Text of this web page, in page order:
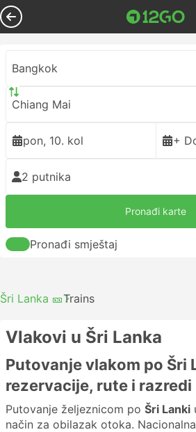
Bangkok
Chiang Mai
pon, 10. kol +
2 putnika
Pronađi karte
Pronađi smještaj
Šri Lanka 🎫Trains
Vlakovi u Šri Lanka
Putovanje vlakom po Šri
rezervacije, rute i razredi
Putovanje željeznicom po Šri Lanki
način za obilazak otoka.